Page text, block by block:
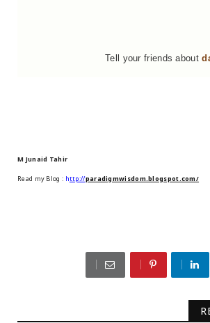
Tell your friends about
M Junaid Tahir
Read my Blog : http://paradigmwisdom.blogspot.com/